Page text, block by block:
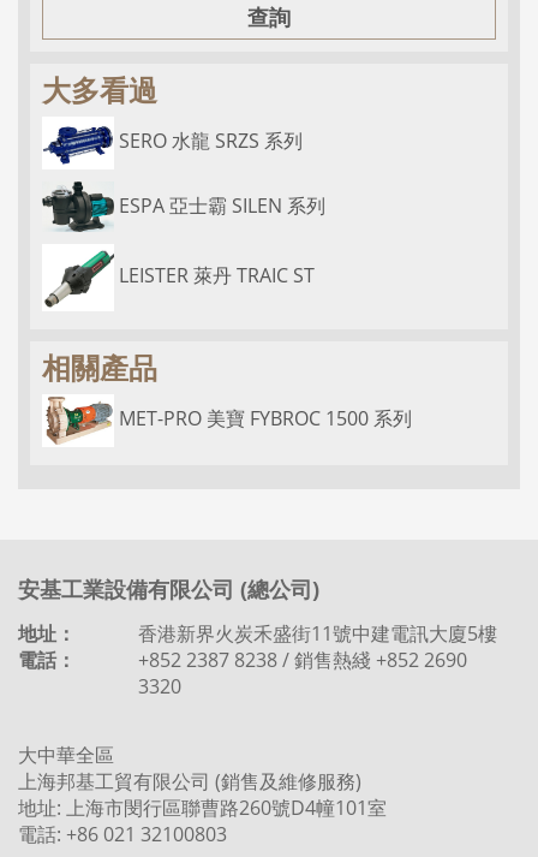
查詢
大多看過
SERO 水龍 SRZS 系列
ESPA 亞士霸 SILEN 系列
LEISTER 萊丹 TRAIC ST
相關產品
MET-PRO 美寶 FYBROC 1500 系列
安基工業設備有限公司 (總公司)
地址：
香港新界火炭禾盛街11號中建電訊大廈5樓
電話：
+852 2387 8238 / 銷售熱綫 +852 2690
3320
大中華全區
上海邦基工貿有限公司 (銷售及維修服務)
地址: 上海市閔行區聯曹路260號D4幢101室
電話: +86 021 32100803